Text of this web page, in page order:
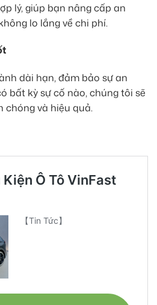
lý, giúp bạn nâng cấp an
lo lắng về chi phí.
dài hạn, đảm bảo sự an
bất kỳ sự cố nào, chúng tôi sẽ
chóng và hiệu quả.